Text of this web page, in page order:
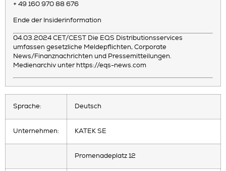
+ 49 160 970 88 676
Ende der Insiderinformation
04.03.2024 CET/CEST Die EQS Distributionsservices
umfassen gesetzliche Meldepflichten, Corporate
News/Finanznachrichten und Pressemitteilungen.
Medienarchiv unter https://eqs-news.com
Sprache: Deutsch
Unternehmen: KATEK SE
Promenadeplatz 12